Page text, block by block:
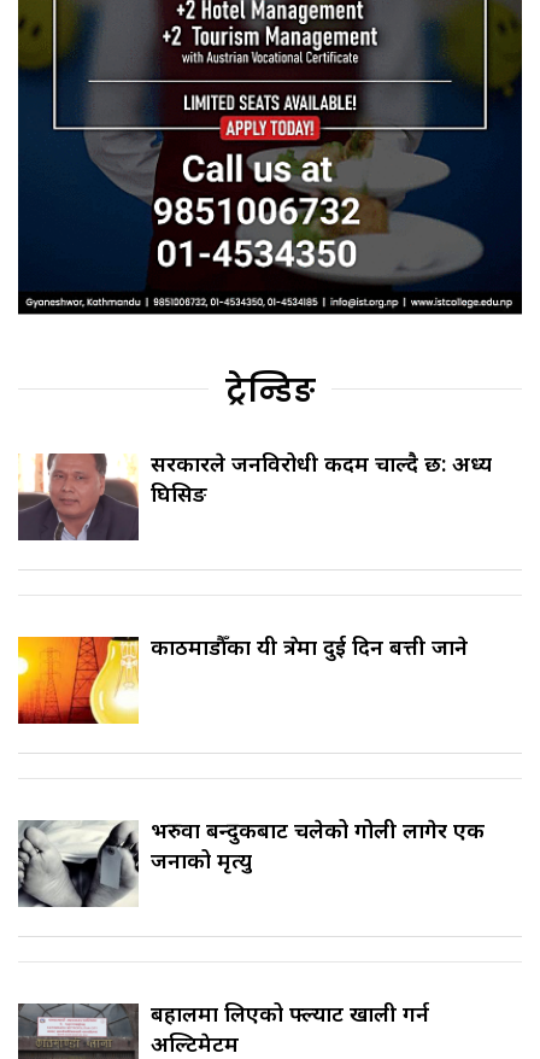
ट्रेन्डिङ
सरकारले जनविरोधी कदम चाल्दै छ: अध्यक्ष
घिसिङ
काठमाडौँका यी क्षेत्रमा दुई दिन बत्ती जाने
भरुवा बन्दुकबाट चलेको गोली लागेर एक
जनाको मृत्यु
बहालमा लिएको फ्ल्याट खाली गर्न
अल्टिमेटम